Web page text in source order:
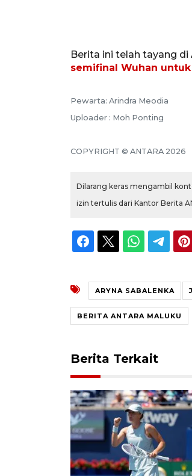
Berita ini telah tayang
semifinal Wuhan
Pewarta: Arindra Meodia
Uploader : Moh Ponting
COPYRIGHT © ANTARA 2026
Dilarang keras mengambil
izin tertulis dari Kantor Berita
ARYNA SABALENKA
BERITA ANTARA MALUKU
Berita Terkait